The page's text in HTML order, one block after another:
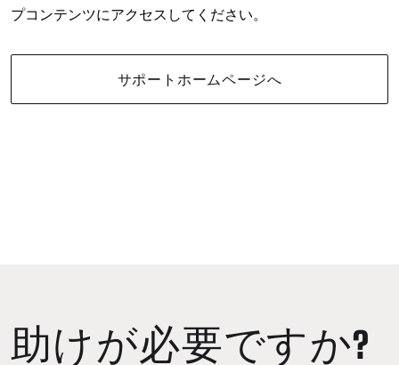
プコンテンツにアクセスしてください。
サポートホームページへ
助けが必要ですか?